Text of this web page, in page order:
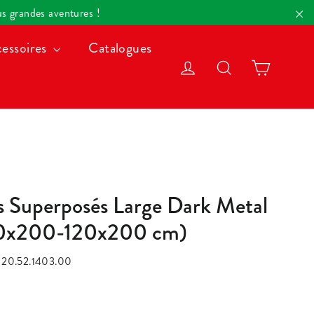
grandes aventures !
Catalogues
Se connecter
Rechercher
Superposés Large Dark Metal
120x200 cm)
20.52.1403.00